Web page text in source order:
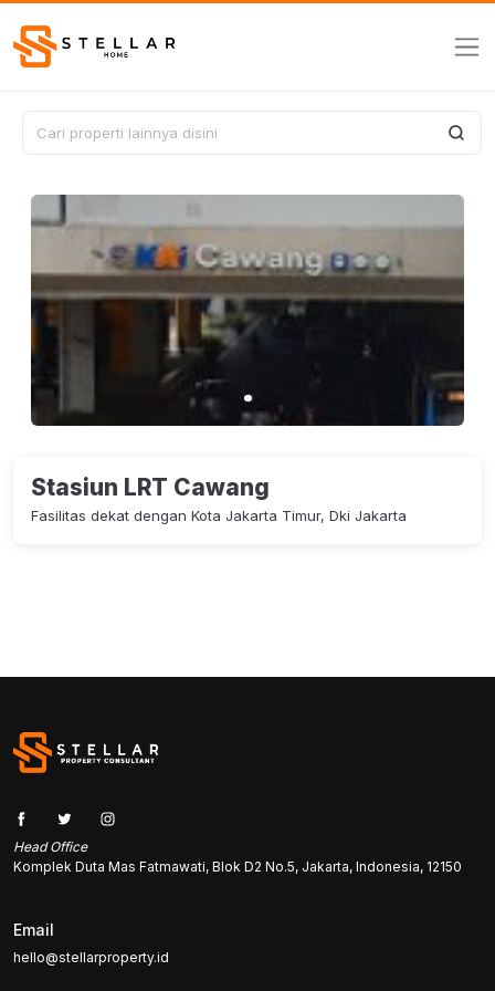
Stasiun LRT Cawang
Fasilitas dekat dengan Kota Jakarta Timur, Dki Jakarta
Head Office
Komplek Duta Mas Fatmawati, Blok D2 No.5, Jakarta, Indonesia, 12150
Email
hello@stellarproperty.id